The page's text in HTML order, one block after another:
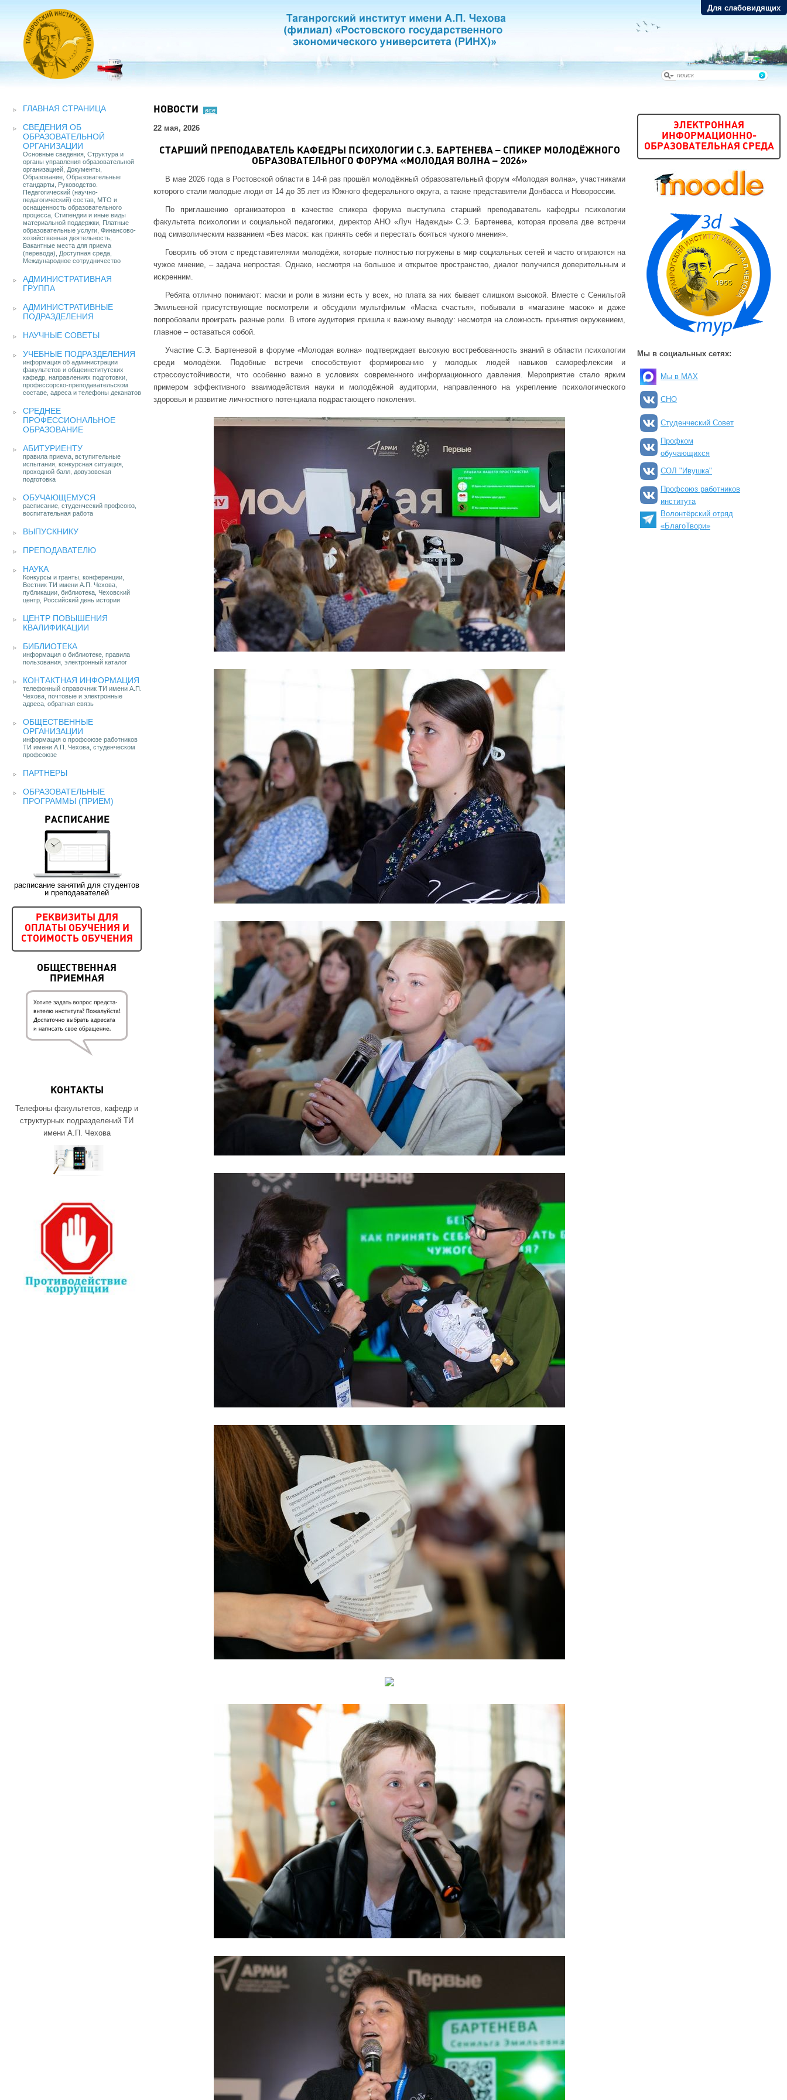
Для слабовидящих
ГЛАВНАЯ СТРАНИЦА
СВЕДЕНИЯ ОБ
ОБРАЗОВАТЕЛЬНОЙ
ОРГАНИЗАЦИИ
Основные сведения, Структура и
органы управления образовательной
организацией, Документы,
Образование, Образовательные
стандарты, Руководство.
Педагогический (научно-
педагогический) состав, МТО и
оснащенность образовательного
процесса, Стипендии и иные виды
материальной поддержки, Платные
образовательные услуги, Финансово-
хозяйственная деятельность,
Вакантные места для приема
(перевода), Доступная среда,
Международное сотрудничество
АДМИНИСТРАТИВНАЯ
ГРУППА
АДМИНИСТРАТИВНЫЕ
ПОДРАЗДЕЛЕНИЯ
НАУЧНЫЕ СОВЕТЫ
УЧЕБНЫЕ ПОДРАЗДЕЛЕНИЯ
информация об администрации
факультетов и общеинститутских
кафедр, направлениях подготовки,
профессорско-преподавательском
составе, адреса и телефоны деканатов
СРЕДНЕЕ
ПРОФЕССИОНАЛЬНОЕ
ОБРАЗОВАНИЕ
АБИТУРИЕНТУ
правила приема, вступительные
испытания, конкурсная ситуация,
проходной балл, довузовская
подготовка
ОБУЧАЮЩЕМУСЯ
расписание, студенческий профсоюз,
воспитательная работа
ВЫПУСКНИКУ
ПРЕПОДАВАТЕЛЮ
НАУКА
Конкурсы и гранты, конференции,
Вестник ТИ имени А.П. Чехова,
публикации, библиотека, Чеховский
центр, Российский день истории
ЦЕНТР ПОВЫШЕНИЯ
КВАЛИФИКАЦИИ
БИБЛИОТЕКА
информация о библиотеке, правила
пользования, электронный каталог
КОНТАКТНАЯ ИНФОРМАЦИЯ
телефонный справочник ТИ имени А.П.
Чехова, почтовые и электронные
адреса, обратная связь
ОБЩЕСТВЕННЫЕ
ОРГАНИЗАЦИИ
информация о профсоюзе работников
ТИ имени А.П. Чехова, студенческом
профсоюзе
ПАРТНЕРЫ
ОБРАЗОВАТЕЛЬНЫЕ
ПРОГРАММЫ (ПРИЕМ)
РАСПИСАНИЕ
расписание занятий для студентов
и преподавателей
РЕКВИЗИТЫ ДЛЯ
ОПЛАТЫ ОБУЧЕНИЯ И
СТОИМОСТЬ ОБУЧЕНИЯ
ОБЩЕСТВЕННАЯ
ПРИЕМНАЯ
КОНТАКТЫ
Телефоны факультетов, кафедр и
структурных подразделений ТИ
имени А.П. Чехова
НОВОСТИ все
22 мая, 2026
СТАРШИЙ ПРЕПОДАВАТЕЛЬ КАФЕДРЫ ПСИХОЛОГИИ С.Э. БАРТЕНЕВА – СПИКЕР МОЛОДЁЖНОГО
ОБРАЗОВАТЕЛЬНОГО ФОРУМА «МОЛОДАЯ ВОЛНА – 2026»
В мае 2026 года в Ростовской области в 14-й раз прошёл молодёжный образовательный форум «Молодая волна», участниками
которого стали молодые люди от 14 до 35 лет из Южного федерального округа, а также представители Донбасса и Новороссии.
По приглашению организаторов в качестве спикера форума выступила старший преподаватель кафедры психологии
факультета психологии и социальной педагогики, директор АНО «Луч Надежды» С.Э. Бартенева, которая провела две встречи
под символическим названием «Без масок: как принять себя и перестать бояться чужого мнения».
Говорить об этом с представителями молодёжи, которые полностью погружены в мир социальных сетей и часто опираются на
чужое мнение, – задача непростая. Однако, несмотря на большое и открытое пространство, диалог получился доверительным и
искренним.
Ребята отлично понимают: маски и роли в жизни есть у всех, но плата за них бывает слишком высокой. Вместе с Сенильгой
Эмильевной присутствующие посмотрели и обсудили мультфильм «Маска счастья», побывали в «магазине масок» и даже
попробовали проиграть разные роли. В итоге аудитория пришла к важному выводу: несмотря на сложность принятия окружением,
главное – оставаться собой.
Участие С.Э. Бартеневой в форуме «Молодая волна» подтверждает высокую востребованность знаний в области психологии
среди молодёжи. Подобные встречи способствуют формированию у молодых людей навыков саморефлексии и
стрессоустойчивости, что особенно важно в условиях современного информационного давления. Мероприятие стало ярким
примером эффективного взаимодействия науки и молодёжной аудитории, направленного на укрепление психологического
здоровья и развитие личностного потенциала подрастающего поколения.
ЭЛЕКТРОННАЯ
ИНФОРМАЦИОННО-
ОБРАЗОВАТЕЛЬНАЯ СРЕДА
Мы в социальных сетях:
Мы в MAX
СНО
Студенческий Совет
Профком
обучающихся
СОЛ "Ивушка"
Профсоюз работников
института
Волонтёрский отряд
«БлагоТвори»